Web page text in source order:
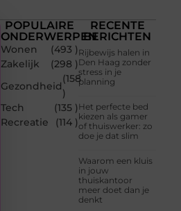
POPULAIRE
ONDERWERPEN
Wonen
(493 )
Zakelijk
(298 )
Gezondheid
(158
)
Tech
(135 )
Recreatie
(114 )
RECENTE
BERICHTEN
Rijbewijs halen in
Den Haag zonder
stress in je
planning
Het perfecte bed
kiezen als gamer
of thuiswerker: zo
doe je dat slim
Waarom een kluis
in jouw
thuiskantoor
meer doet dan je
denkt